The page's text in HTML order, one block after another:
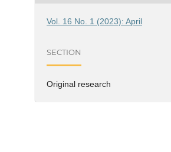
Vol. 16 No. 1 (2023): April
SECTION
Original research